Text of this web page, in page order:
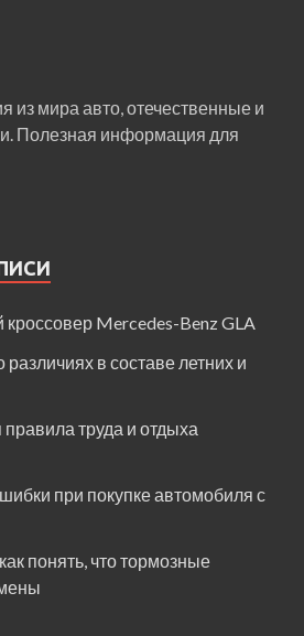
из мира авто, отечественные и
Полезная информация для
Mercedes-Benz GLA
различиях в составе летних и
труда и отдыха
при покупке автомобиля с
понять, что тормозные